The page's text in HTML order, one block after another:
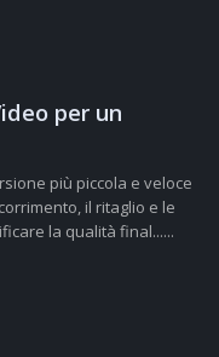
per un
più piccola e veloce
il ritaglio e le
la qualità final......